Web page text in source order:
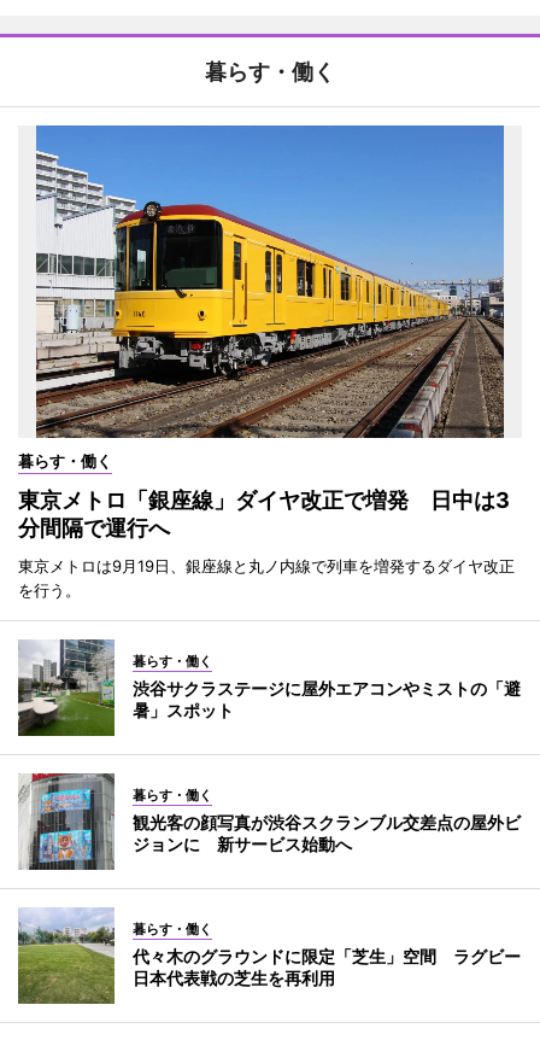
暮らす・働く
暮らす・働く
東京メトロ「銀座線」ダイヤ改正で増発 日中は3
分間隔で運行へ
東京メトロは9月19日、銀座線と丸ノ内線で列車を増発するダイヤ改正
を行う。
暮らす・働く
渋谷サクラステージに屋外エアコンやミストの「避
暑」スポット
暮らす・働く
観光客の顔写真が渋谷スクランブル交差点の屋外ビ
ジョンに 新サービス始動へ
暮らす・働く
代々木のグラウンドに限定「芝生」空間 ラグビー
日本代表戦の芝生を再利用